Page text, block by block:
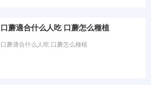
口蘑適合什么人吃 口蘑怎么種植
口蘑適合什么人吃 口蘑怎么種植